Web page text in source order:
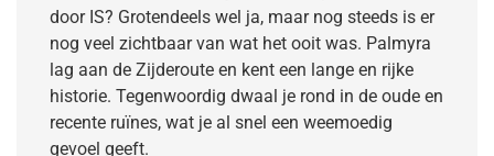
door IS? Grotendeels wel ja, maar nog steeds is er
nog veel zichtbaar van wat het ooit was. Palmyra
lag aan de Zijderoute en kent een lange en rijke
historie. Tegenwoordig dwaal je rond in de oude en
recente ruïnes, wat je al snel een weemoedig
gevoel geeft.